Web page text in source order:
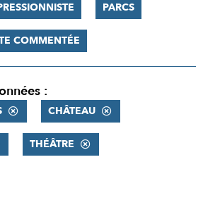
PARCS
COMMENTÉE
:
CHÂTEAU
THÉÂTRE